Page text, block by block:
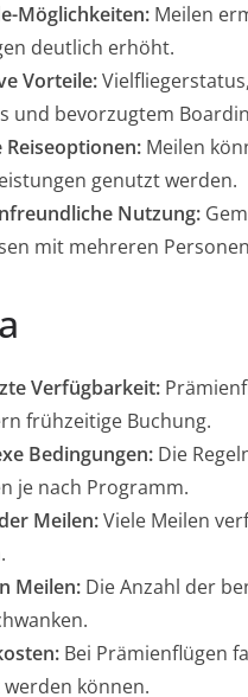
Möglichkeiten: Meilen
deutlich erhöht.
Vorteile:
und bevorzugtem
Reiseoptionen: Meilen
genutzt werden.
Nutzung:
mit mehreren
Verfügbarkeit:
frühzeitige Buchung.
Bedingungen: Die
je nach Programm.
Meilen:Viele Meilen
Meilen: Die Anzahl der
Bei Prämienflügen
können.